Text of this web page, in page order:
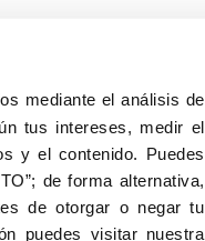
mediante el análisis de
tus intereses, medir el
y el contenido. Puedes
de forma alternativa,
de otorgar o negar tu
puedes visitar nuestra
Inscripción a eventos